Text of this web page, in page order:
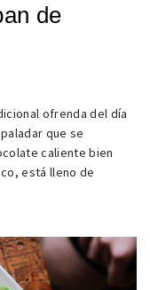
de
ofrenda del día
que se
caliente bien
está lleno de